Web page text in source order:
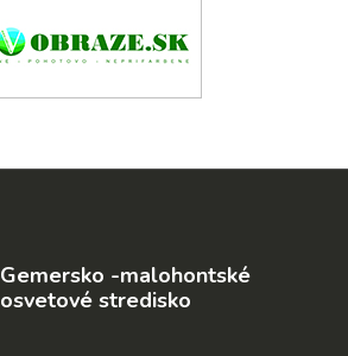
Gemersko -malohontské
osvetové stredisko